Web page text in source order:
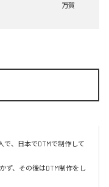
万賀
で、日本でDTMで制作して
ず、その後はDTM制作をし